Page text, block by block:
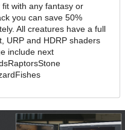
with any fantasy or
you can save 50%
All creatures have a full
URP and HDRP shaders
include next